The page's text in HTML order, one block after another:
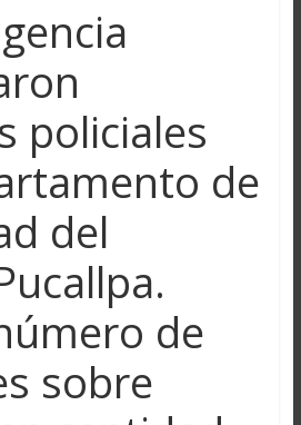
policiales
de
del
de
sobre